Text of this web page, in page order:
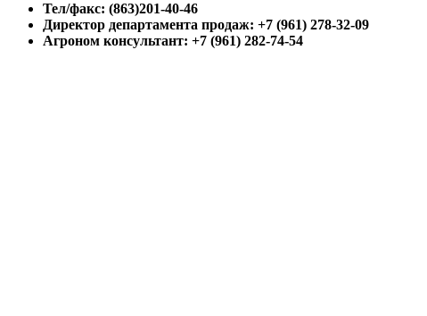
Тел/факс: (863)201-40-46
Директор департамента продаж: +7 (961) 278-32-09
Агроном консультант: +7 (961) 282-74-54